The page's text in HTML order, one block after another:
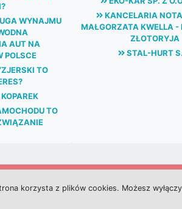
WYNAJMU
AUT NA
POLSCE
TO
TO
KANCELARIA
MAŁGORZATA KWELLA -
ZŁOTORYJA
STAL-HURT
korzysta z plików cookies. Możesz wyłączy